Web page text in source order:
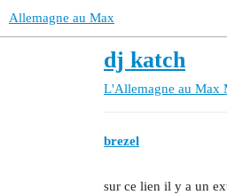
Allemagne au Max
dj katch
L'Allemagne au Max
brezel
sur ce lien il y a un